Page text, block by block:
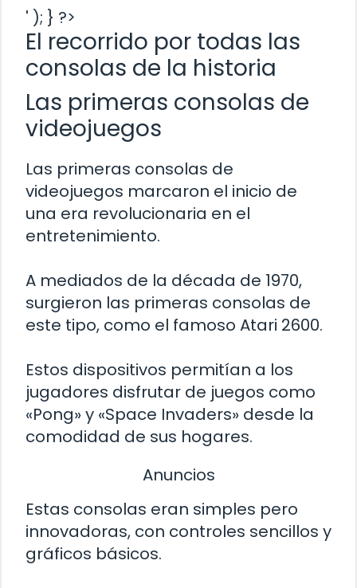
' ); } ?>
El recorrido por todas las
consolas de la historia
Las primeras consolas de
videojuegos
Las primeras consolas de
videojuegos marcaron el inicio de
una era revolucionaria en el
entretenimiento.
A mediados de la década de 1970,
surgieron las primeras consolas de
este tipo, como el famoso Atari 2600.
Estos dispositivos permitían a los
jugadores disfrutar de juegos como
«Pong» y «Space Invaders» desde la
comodidad de sus hogares.
Anuncios
Estas consolas eran simples pero
innovadoras, con controles sencillos y
gráficos básicos.